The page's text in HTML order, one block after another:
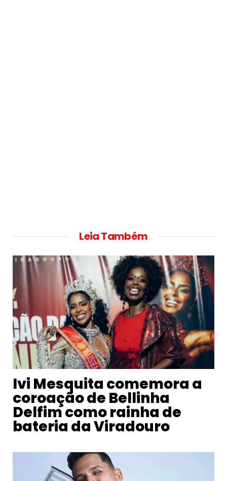
Leia Também
Ivi Mesquita comemora a
coroação de Bellinha
Delfim como rainha de
bateria da Viradouro